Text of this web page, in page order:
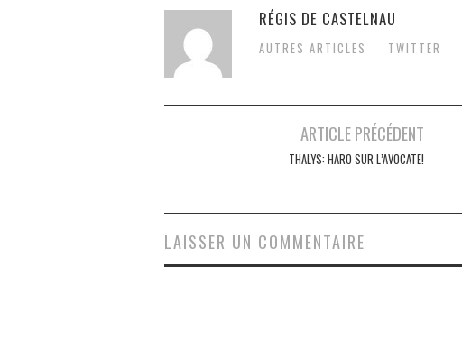
RÉGIS DE CASTELNAU
AUTRES ARTICLES TWITTER
ARTICLE PRÉCÉDENT
THALYS: HARO SUR L’AVOCATE!
LAISSER UN COMMENTAIRE